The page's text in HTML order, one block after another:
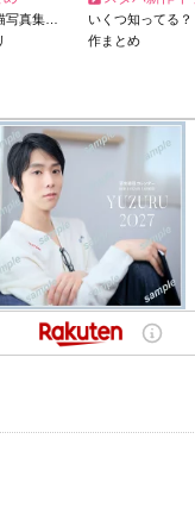
写真集…
いくつ知ってる
作まとめ